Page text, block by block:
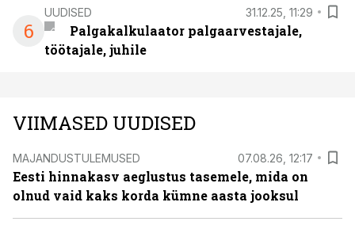
6
UUDISED 31.12.25, 11:29
Palgakalkulaator palgaarvestajale,
töötajale, juhile
VIIMASED UUDISED
MAJANDUSTULEMUSED 07.08.26, 12:17
Eesti hinnakasv aeglustus tasemele, mida on
olnud vaid kaks korda kümne aasta jooksul